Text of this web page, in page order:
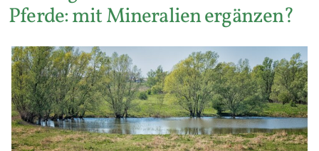
Pferde: mit Mineralien ergänzen?